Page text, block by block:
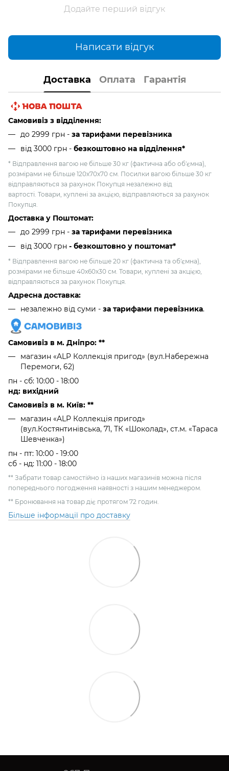
Додайте перший відгук
Написати відгук
Доставка Оплата Гарантія
Самовивіз з відділення:
до 2999 грн - за тарифами перевізника
від 3000 грн - безкоштовно на відділення*
* Відправлення вагою не більше 30 кг (фактична або об'ємна),
розмірами не більше 120х70х70 см. Посилки вагою більше 30 кг
відправляються за рахунок Покупця незалежно від
вартості. Товари, куплені за акцією, відправляються за рахунок
Покупця.
Доставка у Поштомат:
до 2999 грн - за тарифами перевізника
від 3000 грн - безкоштовно у поштомат*
* Відправлення вагою не більше 20 кг (фактична та об'ємна),
розмірами не більше 40х60х30 см. Товари, куплені за акцією,
відправляються за рахунок Покупця.
Адресна доставка:
незалежно від суми - за тарифами перевізника.
Самовивіз в м. Дніпро: **
магазин «ALP Коллекція пригод» (вул.Набережна
Перемоги, 62)
пн - сб: 10:00 - 18:00
нд: вихідний
Самовивіз в м. Київ: **
магазин «ALP Коллекція пригод»
(вул.Костянтинівська, 71, ТК «Шоколад», ст.м. «Тараса
Шевченка»)
пн - пт: 10:00 - 19:00
сб - нд: 11:00 - 18:00
** Забрати товар самостійно із наших магазинів можна після
попереднього погодження наявності з нашим менеджером.
** Бронювання на товар діє протягом 72 годин.
Більше інформації про доставку